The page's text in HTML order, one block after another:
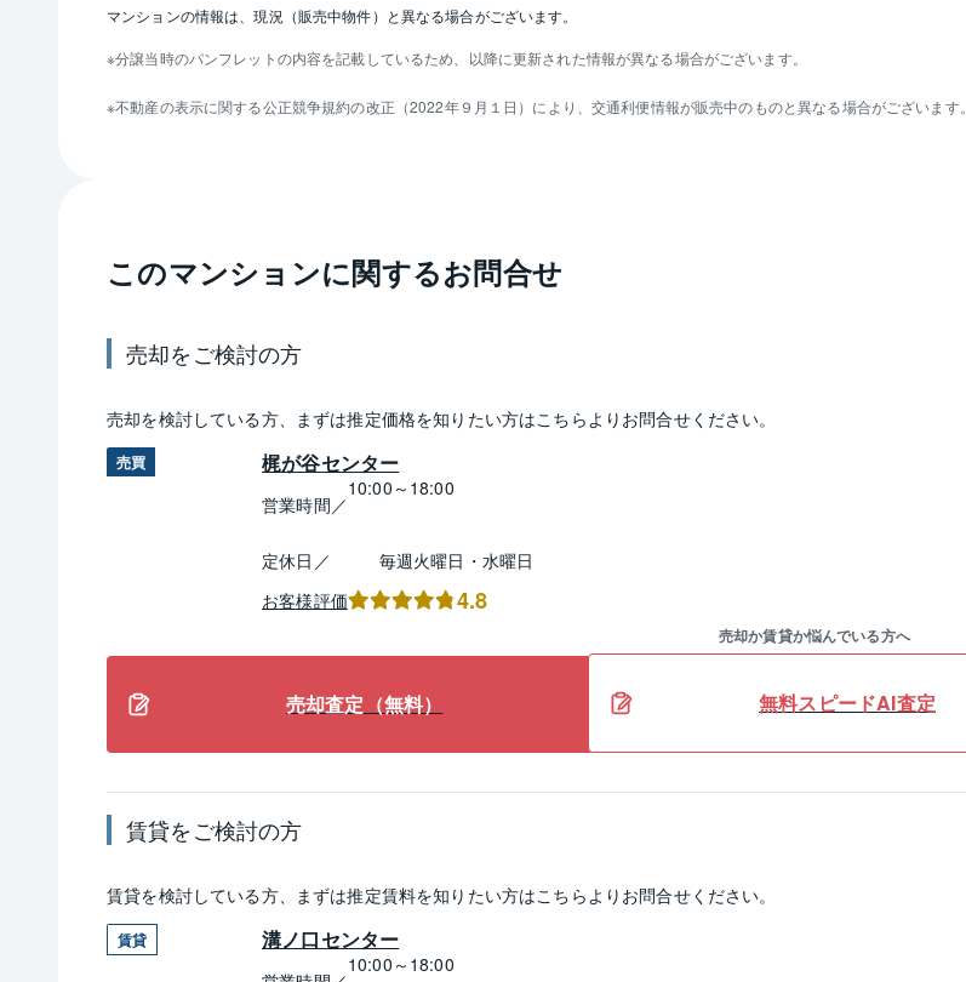
マンションの情報は、現況（販売中物件）と異なる場合がございます。
分譲当時のパンフレットの内容を記載しているため、以降に更新された情報が異なる場合がございます。
不動産の表示に関する公正競争規約の改正（2022年９月１日）により、交通利便情報が販売中のものと異なる場合がございます。
このマンションに関するお問合せ
売却をご検討の方
売却を検討している方、まずは推定価格を知りたい方はこちらよりお問合せください。
売買 梶が谷センター
営業時間／
10:00～18:00
定休日／
毎週火曜日・水曜日
お客様評価
4.8
売却査定（無料）
売却か賃貸か悩んでいる方へ
無料スピードAI査定
賃貸をご検討の方
賃貸を検討している方、まずは推定賃料を知りたい方はこちらよりお問合せください。
賃貸 溝ノ口センター
10:00～18:00